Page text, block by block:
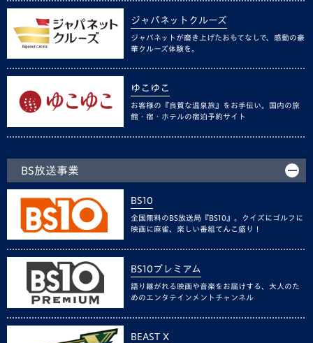
ジャパネットクルーズ
ジャパネットが磨き上げたおもてなしで、感動の豪
華クルーズ体験を。
ゆこゆこ
お客様の『良質な温泉旅』をお手伝い。国内の旅
館・宿・ホテルの宿泊予約サイト
BS放送事業
BS10
全国無料のBS放送局『BS10』。クイズにゴルフに
映画に麻雀、楽しい番組てんこ盛り！
BS10プレミアム
語り継がれる映画や音楽をお届けする、大人のた
めのエンタテインメントチャンネル
BEAST X